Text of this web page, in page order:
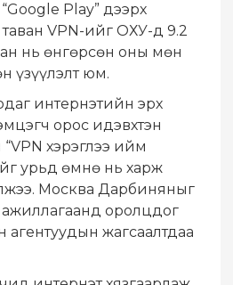
Play” дээрх
VPN-ийг ОХУ-д 9.2
нь өнгөрсөн оны мөн
үзүүлэлт юм.
интернэтийн эрх
орос идэвхтэн
хэрэглээ ийм
урьд өмнө нь харж
Москва Дарбиняныг
оролцдог
агентуудын жагсаалтдаа